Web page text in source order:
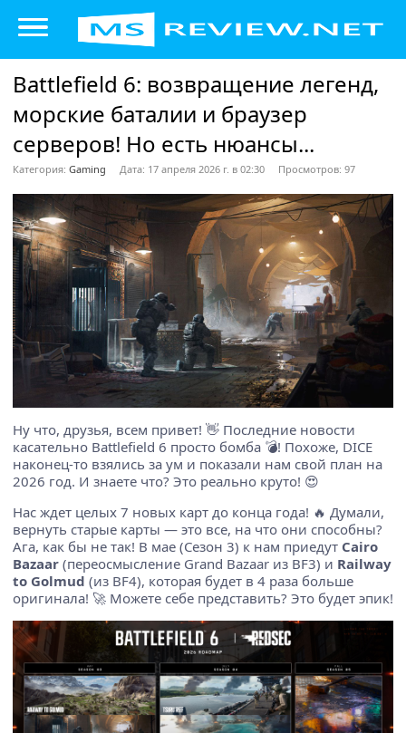
Battlefield 6: возвращение легенд,
морские баталии и браузер
серверов! Но есть нюансы...
Категория: Gaming Дата: 17 апреля 2026 г. в 02:30 Просмотров: 97
Ну что, друзья, всем привет! 👋 Последние новости
касательно Battlefield 6 просто бомба 💣! Похоже, DICE
наконец-то взялись за ум и показали нам свой план на
2026 год. И знаете что? Это реально круто! 😍
Нас ждет целых 7 новых карт до конца года! 🔥 Думали,
вернуть старые карты — это все, на что они способны?
Ага, как бы не так! В мае (Сезон 3) к нам приедут Cairo
Bazaar (переосмысление Grand Bazaar из BF3) и Railway
to Golmud (из BF4), которая будет в 4 раза больше
оригинала! 🚀 Можете себе представить? Это будет эпик!